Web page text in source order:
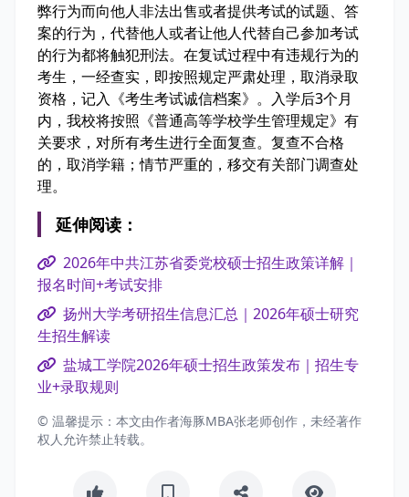
弊行为而向他人非法出售或者提供考试的试题、答
案的行为，代替他人或者让他人代替自己参加考试
的行为都将触犯刑法。在复试过程中有违规行为的
考生，一经查实，即按照规定严肃处理，取消录取
资格，记入《考生考试诚信档案》。入学后3个月
内，我校将按照《普通高等学校学生管理规定》有
关要求，对所有考生进行全面复查。复查不合格
的，取消学籍；情节严重的，移交有关部门调查处
理。
延伸阅读：
2026年中共江苏省委党校硕士招生政策详解｜
报名时间+考试安排
扬州大学考研招生信息汇总｜2026年硕士研究
生招生解读
盐城工学院2026年硕士招生政策发布｜招生专
业+录取规则
© 温馨提示：本文由作者海豚MBA张老师创作，未经著作
权人允许禁止转载。